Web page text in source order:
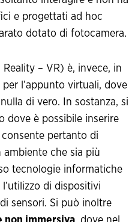
e progettati ad hoc
dotato di fotocamera.
– VR) è, invece, in
l’appunto virtuali, dove
di vero. In sostanza, si
dove è possibile inserire
pertanto di
ambiente che sia più
tecnologie informatiche
di dispositivi
sensori. Si può inoltre